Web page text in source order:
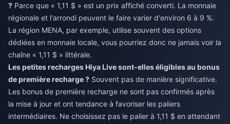
? Parce que « 1,11 $ » est un prix affiché converti. La monnaie
régionale et l'arrondi peuvent le faire varier d'environ 6 à 9 %.
La région MENA, par exemple, utilise souvent des options
dédiées en monnaie locale, vous pourriez donc ne jamais voir la
chaîne « 1,11 $ » littérale.
Les petites recharges Hiya Live sont-elles éligibles au bonus
de première recharge ? Souvent pas de manière significative.
Les bonus de première recharge ne sont pas confirmés après
la mise à jour et ont tendance à favoriser les paliers
intermédiaires. Ne choisissez pas le palier à 1,11 $ en attendant